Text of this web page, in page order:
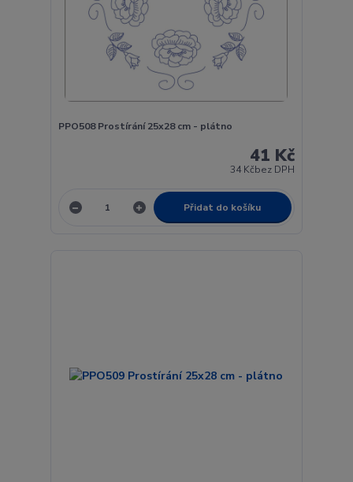
PPO508 Prostírání 25x28 cm - plátno
41 Kč
34 Kčbez DPH
Přidat do košíku